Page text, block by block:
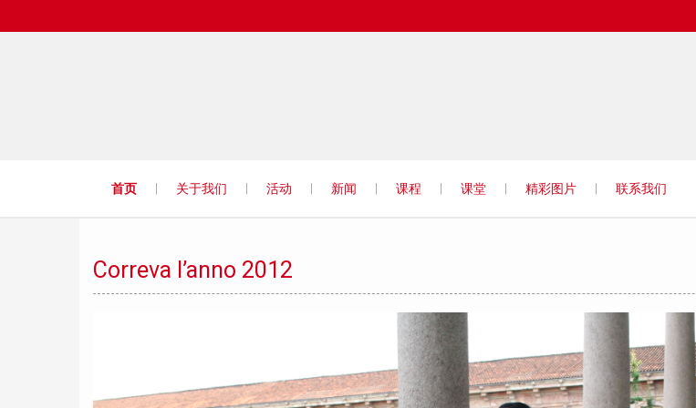
首页 关于我们 活动 新闻 课程 课堂 精彩图片 联系我们
Correva l’anno 2012